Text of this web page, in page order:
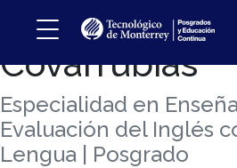
Karina Sofía
Covarrubias
Especialidad en
Evaluación del Inglés
Lengua | Posgrado